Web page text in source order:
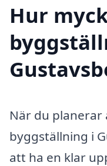
Hur
När du planerar
byggställning i
att ha en klar